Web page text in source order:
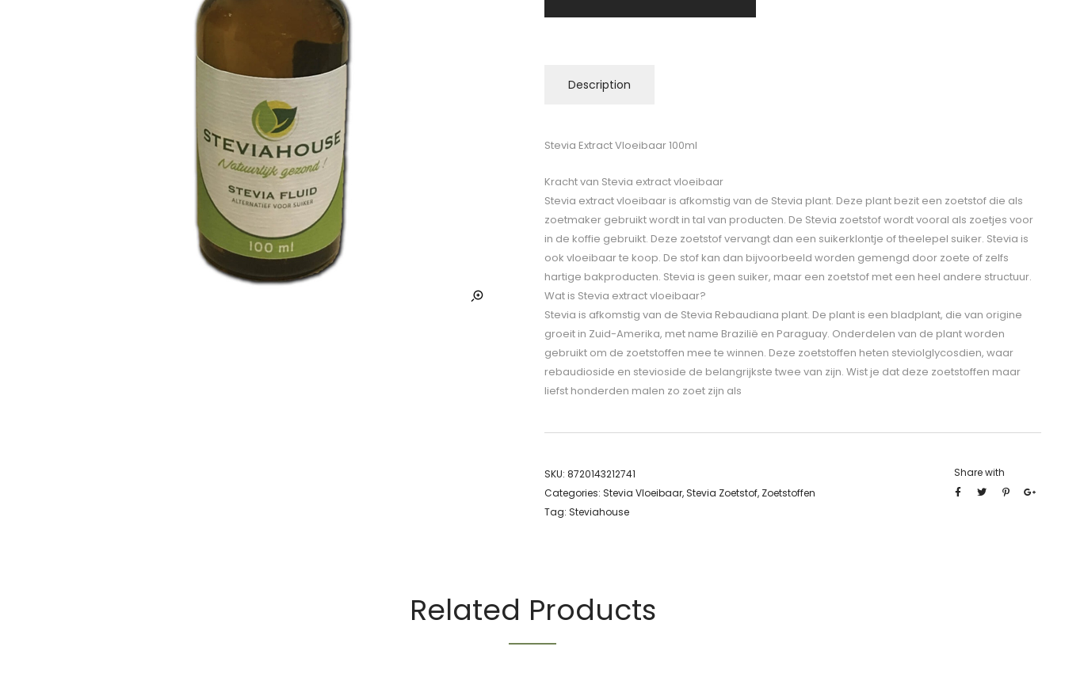
Description
Stevia Extract Vloeibaar 100ml
Kracht van Stevia extract vloeibaar
Stevia extract vloeibaar is afkomstig van de Stevia plant. Deze plant bezit een zoetstof die als
zoetmaker gebruikt wordt in tal van producten. De Stevia zoetstof wordt vooral als zoetjes voor
in de koffie gebruikt. Deze zoetstof vervangt dan een suikerklontje of theelepel suiker. Stevia is
ook vloeibaar te koop. De stof kan dan bijvoorbeeld worden gemengd door zoete of zelfs
hartige bakproducten. Stevia is geen suiker, maar een zoetstof met een heel andere structuur.
Wat is Stevia extract vloeibaar?
Stevia is afkomstig van de Stevia Rebaudiana plant. De plant is een bladplant, die van origine
groeit in Zuid-Amerika, met name Brazilië en Paraguay. Onderdelen van de plant worden
gebruikt om de zoetstoffen mee te winnen. Deze zoetstoffen heten steviolglycosdien, waar
rebaudioside en stevioside de belangrijkste twee van zijn. Wist je dat deze zoetstoffen maar
liefst honderden malen zo zoet zijn als
SKU: 8720143212741
Categories: Stevia Vloeibaar, Stevia Zoetstof, Zoetstoffen
Tag: Steviahouse
Share with
Related Products